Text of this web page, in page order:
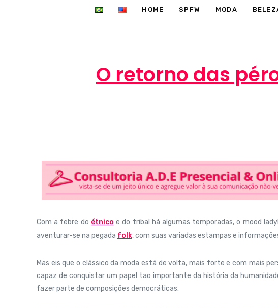
HOME SPFW MODA
O retorno das
Com a febre do étnico e do tribal há algumas temporadas, o mood
aventurar-se na pegada folk, com suas variadas estampas e
Mas eis que o clássico da moda está de volta, mais forte e com mais
capaz de conquistar um papel tao importante da história da
fazer parte de composições democráticas.